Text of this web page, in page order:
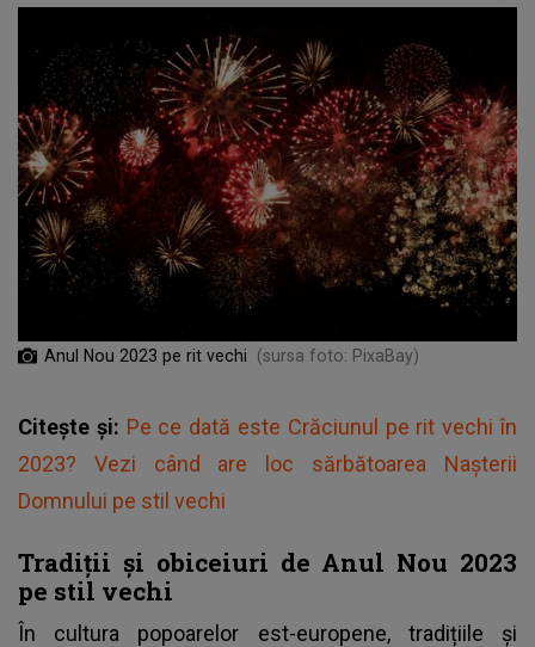
Anul Nou 2023 pe rit vechi (sursa foto: PixaBay)
Citește și: Pe ce dată este Crăciunul pe rit vechi în
2023? Vezi când are loc sărbătoarea Nașterii
Domnului pe stil vechi
Tradiții și obiceiuri de Anul Nou 2023
pe stil vechi
În cultura popoarelor est-europene, tradițiile și